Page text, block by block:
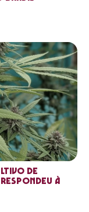
de
respondeu à